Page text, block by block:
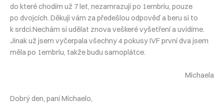
do které chodím už 7 let, nezamrazují po 1embriu, pouze
po dvojcích. Děkuji vám za předešlou odpověď a beru si to
k srdci.Nechám si udělat znova veškeré vyšetření a uvidíme.
Jinak už jsem vyčerpala všechny 4 pokusy IVF první dva jsem
měla po 1embriu, takže budu samoplátce.
Michaela
Dobrý den, paní Michaelo,